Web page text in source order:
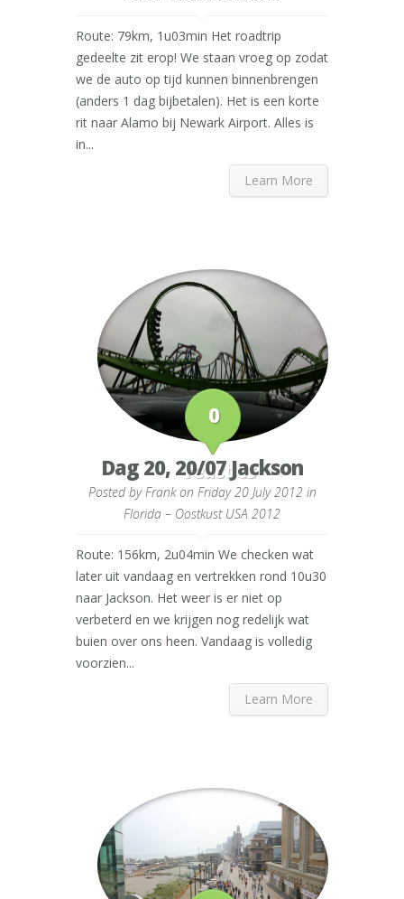
Route: 79km, 1u03min Het roadtrip
gedeelte zit erop! We staan vroeg op zodat
we de auto op tijd kunnen binnenbrengen
(anders 1 dag bijbetalen). Het is een korte
rit naar Alamo bij Newark Airport. Alles is
in...
Learn More
0
reacties
Dag 20, 20/07 Jackson
Posted byFrankon Friday 20 July 2012 in
Florida – Oostkust USA 2012
Route: 156km, 2u04min We checken wat
later uit vandaag en vertrekken rond 10u30
naar Jackson. Het weer is er niet op
verbeterd en we krijgen nog redelijk wat
buien over ons heen. Vandaag is volledig
voorzien...
Learn More